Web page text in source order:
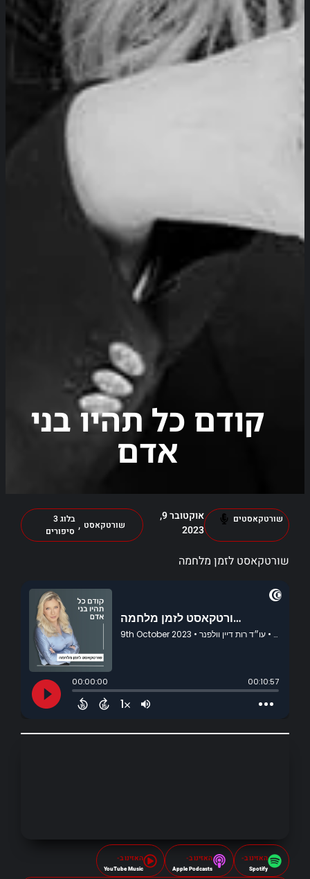
קודם כל תהיו בני
אדם
שורטקאסטים
אוקטובר 9,
2023
בלוג 3
סיפורים , שורטקאסט
שורטקאסט לזמן מלחמה
האזינו ב-
Spotify
האזינו ב-
Apple Podcasts
האזינו ב-
YouTube Music